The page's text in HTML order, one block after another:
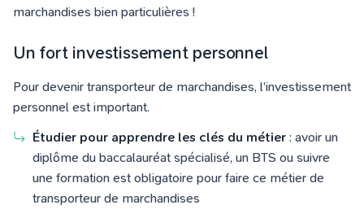
marchandises bien particulières !
Un fort investissement personnel
Pour devenir transporteur de marchandises, l’investissement
personnel est important.
Étudier pour apprendre les clés du métier : avoir un
diplôme du baccalauréat spécialisé, un BTS ou suivre
une formation est obligatoire pour faire ce métier de
transporteur de marchandises